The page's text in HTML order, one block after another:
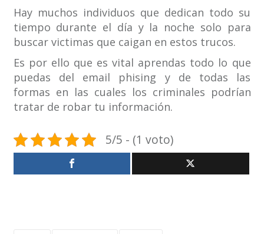
Hay muchos individuos que dedican todo su
tiempo durante el día y la noche solo para
buscar victimas que caigan en estos trucos.
Es por ello que es vital aprendas todo lo que
puedas del email phising y de todas las
formas en las cuales los criminales podrían
tratar de robar tu información.
5/5 - (1 voto)